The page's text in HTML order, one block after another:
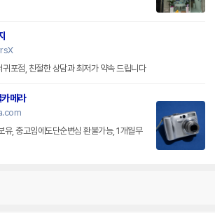
포점, 친절한 상담과 최저가 약속 드립니다
메라
유, 중고임에도단순변심 환불가능, 1개월무